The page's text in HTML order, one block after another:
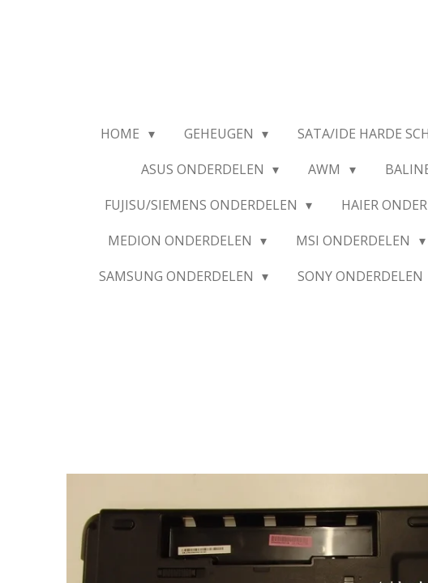
HOME GEHEUGEN SATA/IDE HARDE
ASUS ONDERDELEN
AWM
FUJISU/SIEMENS ONDERDELEN
HAIER
MEDION ONDERDELEN
MSI ONDERDELEN
SAMSUNG ONDERDELEN
SONY ONDERDELEN